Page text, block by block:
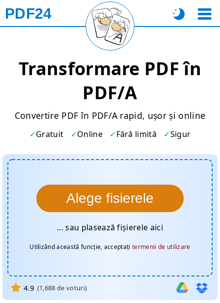
PDF24
Transformare PDF în
PDF/A
Convertire PDF în PDF/A rapid, ușor și online
Gratuit Online Fără limită Sigur
Alege fisierele
... sau plasează fișierele aici
Utilizând această funcție, acceptațitermenii de utilizare
4.9 (1,688 de voturi)